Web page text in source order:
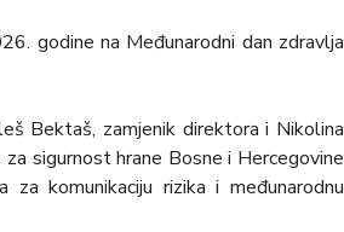
godine na Međunarodni dan zdravlja
Bektaš, zamjenik direktora i Nikolina
sigurnost hrane Bosne i Hercegovine
komunikaciju rizika i međunarodnu